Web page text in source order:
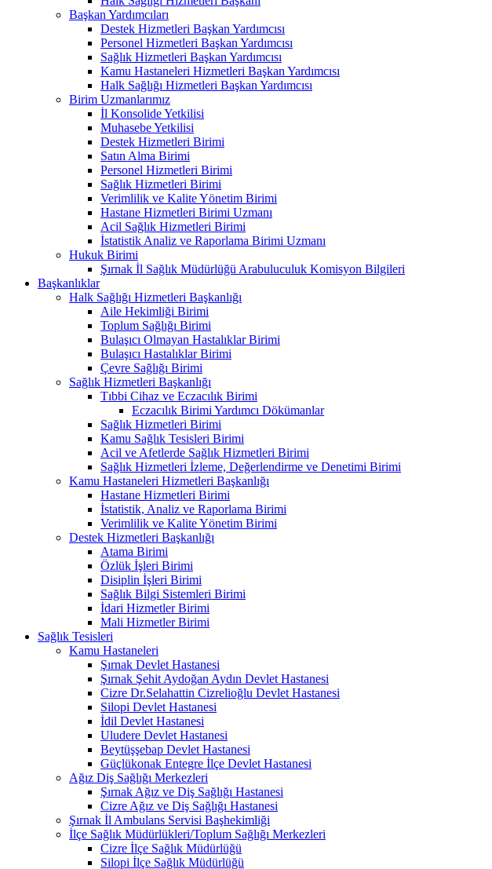
Başkan Yardımcıları
Destek Hizmetleri Başkan Yardımcısı
Personel Hizmetleri Başkan Yardımcısı
Sağlık Hizmetleri Başkan Yardımcısı
Kamu Hastaneleri Hizmetleri Başkan Yardımcısı
Halk Sağlığı Hizmetleri Başkan Yardımcısı
Birim Uzmanlarımız
İl Konsolide Yetkilisi
Muhasebe Yetkilisi
Destek Hizmetleri Birimi
Satın Alma Birimi
Personel Hizmetleri Birimi
Sağlık Hizmetleri Birimi
Verimlilik ve Kalite Yönetim Birimi
Hastane Hizmetleri Birimi Uzmanı
Acil Sağlık Hizmetleri Birimi
İstatistik Analiz ve Raporlama Birimi Uzmanı
Hukuk Birimi
Şırnak İl Sağlık Müdürlüğü Arabuluculuk Komisyon Bilgileri
Başkanlıklar
Halk Sağlığı Hizmetleri Başkanlığı
Aile Hekimliği Birimi
Toplum Sağlığı Birimi
Bulaşıcı Olmayan Hastalıklar Birimi
Bulaşıcı Hastalıklar Birimi
Çevre Sağlığı Birimi
Sağlık Hizmetleri Başkanlığı
Tıbbi Cihaz ve Eczacılık Birimi
Eczacılık Birimi Yardımcı Dökümanlar
Sağlık Hizmetleri Birimi
Kamu Sağlık Tesisleri Birimi
Acil ve Afetlerde Sağlık Hizmetleri Birimi
Sağlık Hizmetleri İzleme, Değerlendirme ve Denetimi Birimi
Kamu Hastaneleri Hizmetleri Başkanlığı
Hastane Hizmetleri Birimi
İstatistik, Analiz ve Raporlama Birimi
Verimlilik ve Kalite Yönetim Birimi
Destek Hizmetleri Başkanlığı
Atama Birimi
Özlük İşleri Birimi
Disiplin İşleri Birimi
Sağlık Bilgi Sistemleri Birimi
İdari Hizmetler Birimi
Mali Hizmetler Birimi
Sağlık Tesisleri
Kamu Hastaneleri
Şırnak Devlet Hastanesi
Şırnak Şehit Aydoğan Aydın Devlet Hastanesi
Cizre Dr.Selahattin Cizrelioğlu Devlet Hastanesi
Silopi Devlet Hastanesi
İdil Devlet Hastanesi
Uludere Devlet Hastanesi
Beytüşşebap Devlet Hastanesi
Güçlükonak Entegre İlçe Devlet Hastanesi
Ağız Diş Sağlığı Merkezleri
Şırnak Ağız ve Diş Sağlığı Hastanesi
Cizre Ağız ve Diş Sağlığı Hastanesi
Şırnak İl Ambulans Servisi Başhekimliği
İlçe Sağlık Müdürlükleri/Toplum Sağlığı Merkezleri
Cizre İlçe Sağlık Müdürlüğü
Silopi İlçe Sağlık Müdürlüğü